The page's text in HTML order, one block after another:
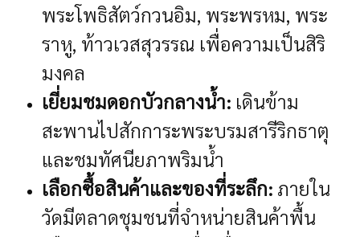
พระโพธิสัตว์กวนอิม, พระพรหม, พระ
ราหู, ท้าวเวสสุวรรณ เพื่อความเป็นสิริ
มงคล
เยี่ยมชมดอกบัวกลางน้ำ: เดินข้าม
สะพานไปสักการะพระบรมสารีริกธาตุ
และชมทัศนียภาพริมน้ำ
เลือกซื้อสินค้าและของที่ระลึก: ภายใน
วัดมีตลาดชุมชนที่จำหน่ายสินค้าพื้น